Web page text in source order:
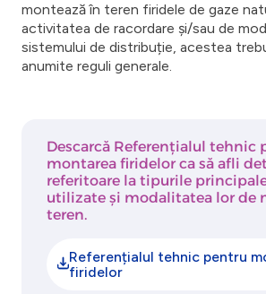
montează în teren firidele de gaze
activitatea de racordare și/sau de
sistemului de distribuție, acestea
anumite reguli generale.
Descarcă Referențialul tehnic
montarea firidelor ca să afli
referitoare la tipurile
utilizate și modalitatea lor de
teren.
Referențialul tehnic pentru
firidelor